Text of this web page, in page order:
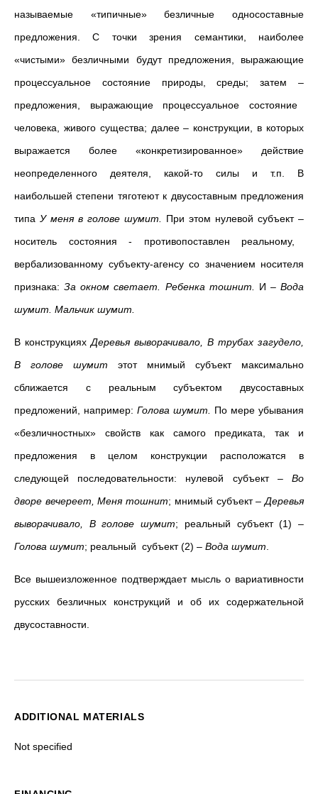
называемые «типичные» безличные односоставные
предложения. С точки зрения семантики, наиболее
«чистыми» безличными будут предложения, выражающие
процессуальное состояние природы, среды; затем –
предложения, выражающие процессуальное состояние
человека, живого существа; далее– конструкции, в которых
выражается более «конкретизированное» действие
неопределенного деятеля, какой-то силы и т.п. В
наибольшей степени тяготеют к двусоставным предложения
типа У меня в голове шумит. При этом нулевой субъект –
носитель состояния - противопоставлен реальному,
вербализованному субъекту-агенсу со значением носителя
признака:За окном светает. Ребенка тошнит. И – Вода
шумит. Мальчик шумит.
В конструкциях Деревья выворачивало, В трубах загудело,
В голове шумит этот мнимый субъект максимально
сближается с реальным субъектом двусоставных
предложений, например: Голова шумит.
По мере убывания
«безличностных» свойств как самого предиката, так и
предложения в целом конструкции расположатся в
следующей последовательности: нулевой субъект –
Во
дворе вечереет, Меня тошнит; мнимый субъект– Деревья
выворачивало, В голове шумит; реальный субъект (1)–
Голова шумит; реальный субъект (2) – Вода шумит
Все вышеизложенное подтверждает мысль о вариативности
русских безличных конструкций и об их содержательной
двусоставности.
ADDITIONAL MATERIALS
Not specified